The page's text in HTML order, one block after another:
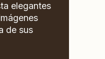
elegantes
de sus